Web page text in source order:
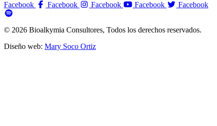
Facebook
Facebook Facebook Facebook Facebook
© 2026 Bioalkymia Consultores, Todos los derechos reservados.
Diseño web: Mary Soco Ortiz